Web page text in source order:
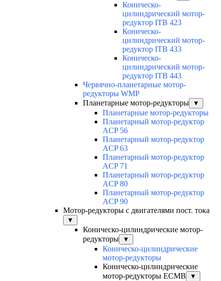
Коническо-
цилиндрический мотор-
редуктор ITB 423
Коническо-
цилиндрический мотор-
редуктор ITB 433
Коническо-
цилиндрический мотор-
редуктор ITB 443
Червячно-планетарные мотор-
редукторы WMP
Планетарные мотор-редукторы
▼
Планетарные мотор-редукторы
Планетарный мотор-редуктор
ACP 56
Планетарный мотор-редуктор
ACP 63
Планетарный мотор-редуктор
ACP 71
Планетарный мотор-редуктор
ACP 80
Планетарный мотор-редуктор
ACP 90
Мотор-редукторы с двигателями пост. тока
▼
Коническо-цилиндрические мотор-
редукторы
▼
Коническо-цилиндрические
мотор-редукторы
Коническо-цилиндрические
мотор-редукторы ECMB
▼